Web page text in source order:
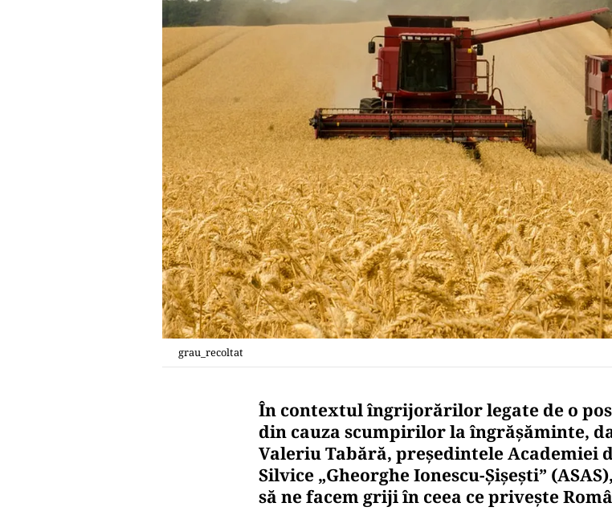
grau_recoltat
În contextul îngrijorărilor legate de o
din cauza scumpirilor la îngrășăminte,
Valeriu Tabără, președintele Academiei
Silvice „Gheorghe Ionescu-Şişeşti”
să ne facem griji în ceea ce privește